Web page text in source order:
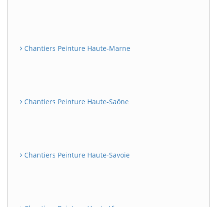
Chantiers Peinture Haute-Marne
Chantiers Peinture Haute-Saône
Chantiers Peinture Haute-Savoie